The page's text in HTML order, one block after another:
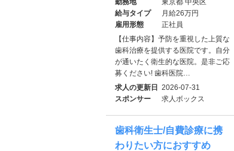
給与タイプ
月給26万円
雇用形態
正社員
【仕事内容】予防を重視した上質な
歯科治療を提供する医院です。自分
が通いたく衛生的な医院。是非ご応
募ください! 歯科医院…
求人の更新日 2026-07-31
スポンサー
求人ボックス
歯科衛生士/自費診療に携
わりたい方におすすめ